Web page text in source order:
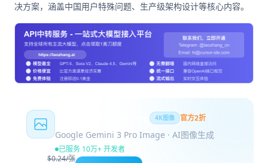
决方案，涵盖中国用户特殊问题、生产级架构设计等核心内容。
4K图像 官方2折
Google Gemini 3 Pro Image · AI图像生成
已服务 10万+ 开发者
$0.24/张